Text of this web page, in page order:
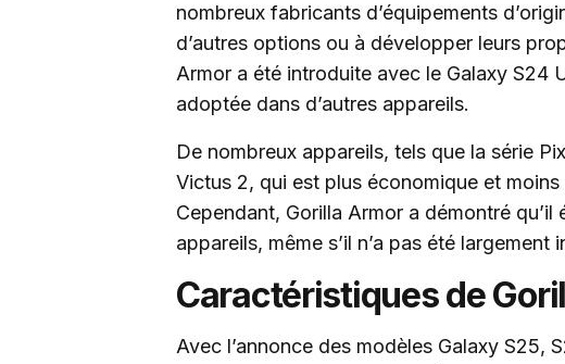
nombreux fabricants d’équipements
d’autres options ou à développer leurs
Armor a été introduite avec le Galaxy S24
adoptée dans d’autres appareils.
De nombreux appareils, tels que la série
Victus 2, qui est plus économique et
Cependant, Gorilla Armor a démontré
appareils, même s’il n’a pas été
Caractéristiques de
Avec l’annonce des modèles Galaxy S25,